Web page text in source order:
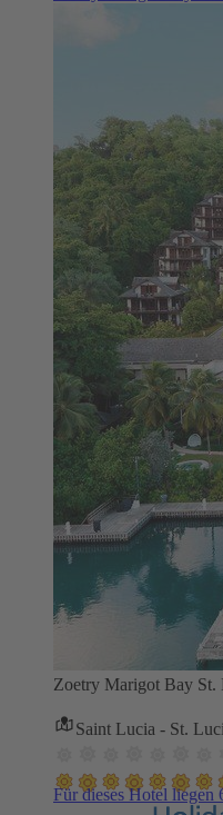
Zoetry Marigot Bay St.
Saint Lucia - St.
Für dieses Hotel liegen